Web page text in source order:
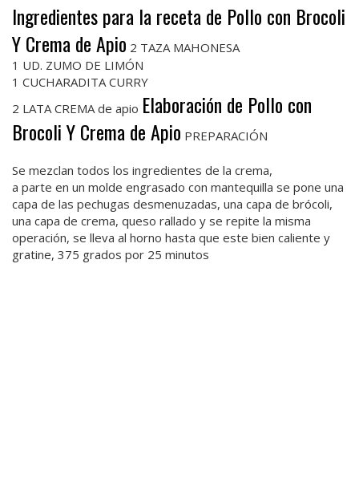
Ingredientes para la receta de Pollo con Brocoli
Y Crema de Apio 2 TAZA MAHONESA
1 UD. ZUMO DE LIMÓN
1 CUCHARADITA CURRY
2 LATA CREMA de apio Elaboración de Pollo con
Brocoli Y Crema de Apio PREPARACIÓN
Se mezclan todos los ingredientes de la crema,
a parte en un molde engrasado con mantequilla se pone una
capa de las pechugas desmenuzadas, una capa de brócoli,
una capa de crema, queso rallado y se repite la misma
operación, se lleva al horno hasta que este bien caliente y
gratine, 375 grados por 25 minutos